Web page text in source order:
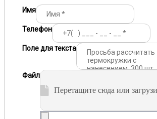
Имя
Телефон
Поле для текста
Файл
Перетащите сюда или